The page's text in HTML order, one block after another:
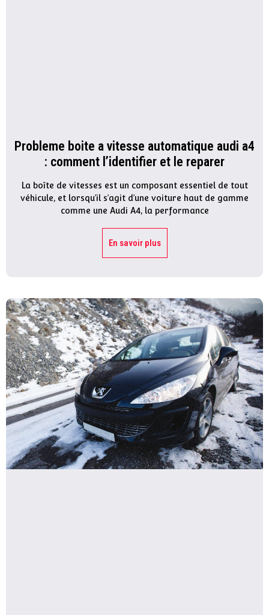
Probleme boite a vitesse automatique audi a4
: comment l’identifier et le reparer
La boîte de vitesses est un composant essentiel de tout
véhicule, et lorsqu’il s’agit d’une voiture haut de gamme
comme une Audi A4, la performance
En savoir plus